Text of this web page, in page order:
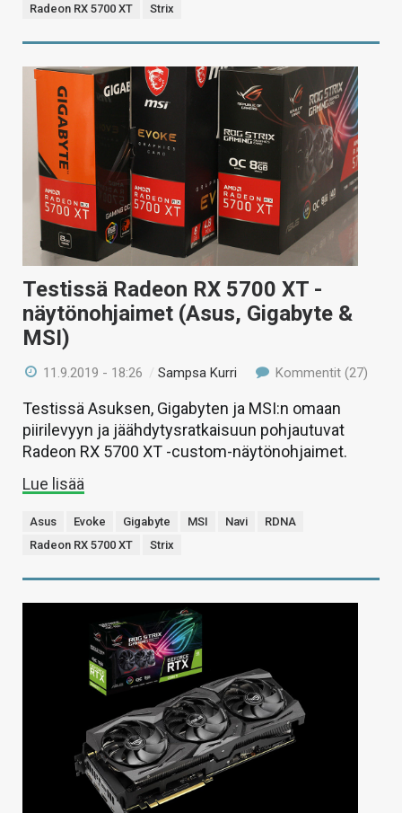
Radeon RX 5700 XT
Strix
Testissä Radeon RX 5700 XT -
näytönohjaimet (Asus, Gigabyte &
MSI)
11.9.2019 - 18:26 /Sampsa Kurri Kommentit (27)
Testissä Asuksen, Gigabyten ja MSI:n omaan
piirilevyyn ja jäähdytysratkaisuun pohjautuvat
Radeon RX 5700 XT -custom-näytönohjaimet.
Lue lisää
Asus Evoke Gigabyte MSI Navi
RDNA
Radeon RX 5700 XT
Strix